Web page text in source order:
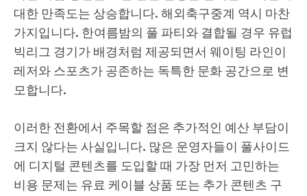
대한 만족도는 상승합니다. 해외축구중계 역시 마찬
가지입니다. 한여름밤의 풀 파티와 결합될 경우 유럽
빅리그 경기가 배경처럼 제공되면서 웨이팅 라인이
레저와 스포츠가 공존하는 독특한 문화 공간으로 변
모합니다.
이러한 전환에서 주목할 점은 추가적인 예산 부담이
크지 않다는 사실입니다. 많은 운영자들이 풀사이드
에 디지털 콘텐츠를 도입할 때 가장 먼저 고민하는
비용 문제는 유료 케이블 상품 또는 추가 콘텐츠 구